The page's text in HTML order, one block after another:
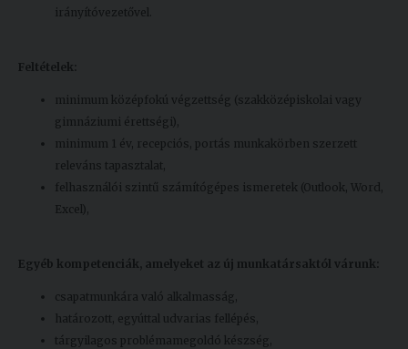
irányítóvezetővel.
Feltételek:
minimum középfokú végzettség (szakközépiskolai vagy
gimnáziumi érettségi),
minimum 1 év, recepciós, portás munkakörben szerzett
releváns tapasztalat,
felhasználói szintű számítógépes ismeretek (Outlook, Word,
Excel),
Egyéb kompetenciák, amelyeket az új munkatársaktól várunk:
csapatmunkára való alkalmasság,
határozott, egyúttal udvarias fellépés,
tárgyilagos problémamegoldó készség,